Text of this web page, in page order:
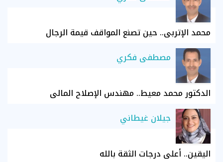
محمد الإتربي.. حين تصنع المواقف قيمة الرجال
مصطفى فكري
الدكتور محمد معيط.. مهندس الإصلاح المالي
جيلان غيطاني
اليقين.. أعلى درجات الثقة بالله